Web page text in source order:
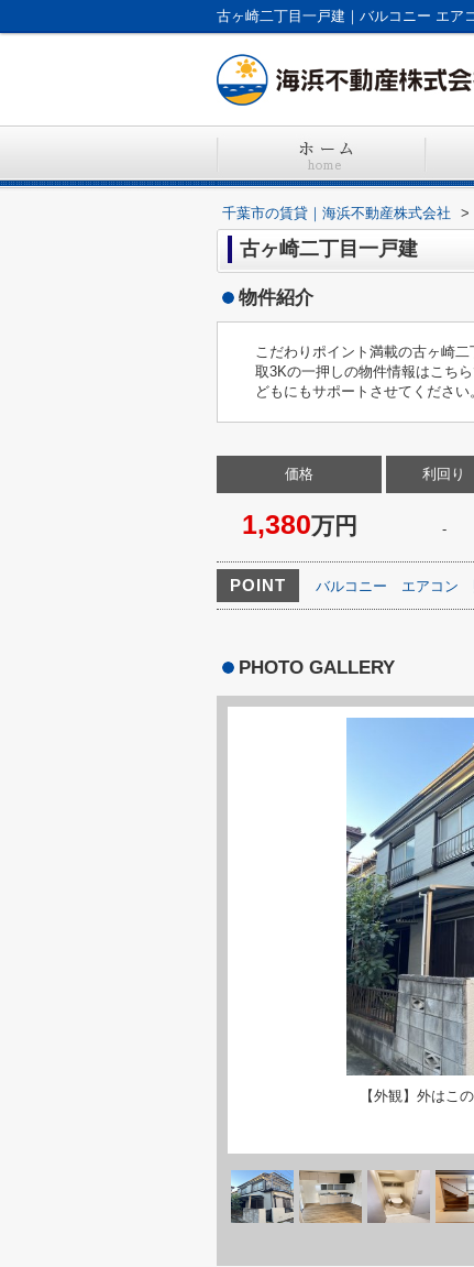
千葉市の賃貸｜海浜不動産株式会社 >
古ヶ崎二丁目一戸建
物件紹介
こだわりポイント満載の古ヶ崎
取3Kの一押しの物件情報はこち
どもにもサポートさせてください
価格
1,380万円
利回り
-
POINT バルコニー エアコン
PHOTO GALLERY
【外観】外はこ